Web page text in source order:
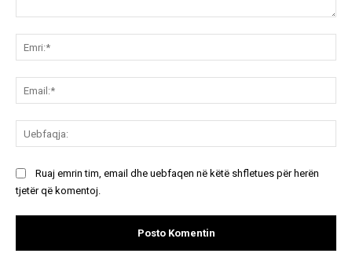
Ruaj emrin tim, email dhe uebfaqen në këtë shfletues për herën
tjetër që komentoj.